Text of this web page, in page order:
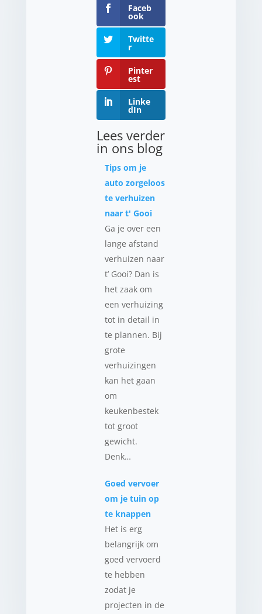
Faceb
ook
Twitte
r
Pinter
est
Linke
dIn
Lees verder
in ons blog
Tips om je
auto zorgeloos
te verhuizen
naar t' Gooi
Ga je over een
lange afstand
verhuizen naar
t’ Gooi? Dan is
het zaak om
een verhuizing
tot in detail in
te plannen. Bij
grote
verhuizingen
kan het gaan
om
keukenbestek
tot groot
gewicht.
Denk…
Goed vervoer
om je tuin op
te knappen
Het is erg
belangrijk om
goed vervoerd
te hebben
zodat je
projecten in de